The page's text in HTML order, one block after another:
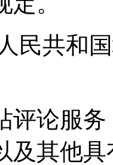
民共和
评论服
及其他